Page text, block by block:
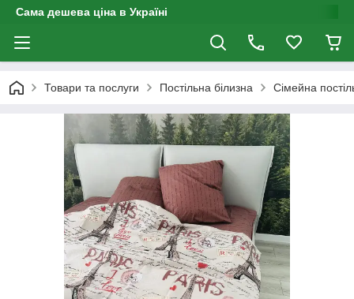
Сама дешева ціна в Україні
Товари та послуги Постільна білизна Сімейна